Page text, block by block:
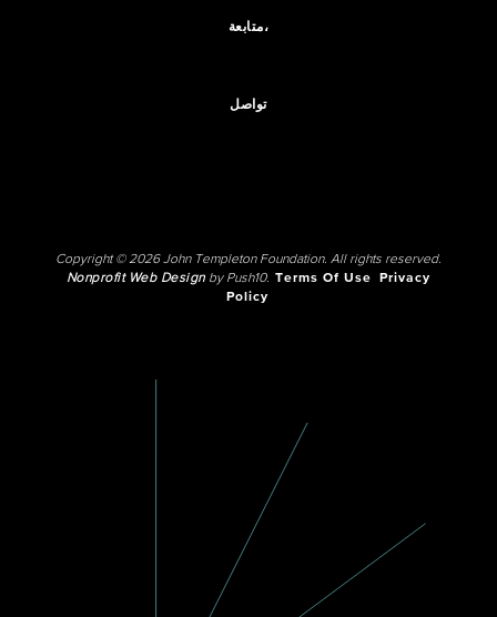
متابعة،
تواصل
Copyright © 2026 John Templeton Foundation. All rights reserved.
Nonprofit Web Designby Push10. Terms Of Use
Privacy
Policy